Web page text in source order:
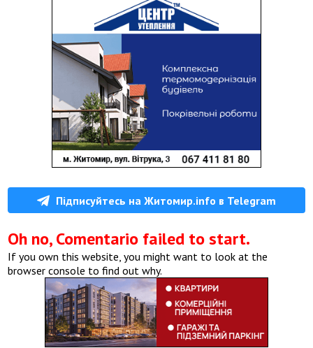
Підписуйтесь на Житомир.info в Telegram
Oh no, Comentario failed to start.
If you own this website, you might want to look at the
browser console to find out why.